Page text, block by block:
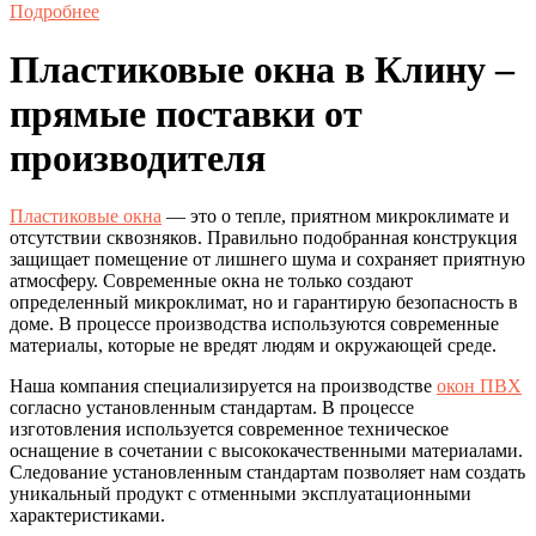
Подробнее
Пластиковые окна в Клину –
прямые поставки от
производителя
Пластиковые окна — это о тепле, приятном микроклимате и
отсутствии сквозняков. Правильно подобранная конструкция
защищает помещение от лишнего шума и сохраняет приятную
атмосферу. Современные окна не только создают
определенный микроклимат, но и гарантирую безопасность в
доме. В процессе производства используются современные
материалы, которые не вредят людям и окружающей среде.
Наша компания специализируется на производстве окон ПВХ
согласно установленным стандартам. В процессе
изготовления используется современное техническое
оснащение в сочетании с высококачественными материалами.
Следование установленным стандартам позволяет нам создать
уникальный продукт с отменными эксплуатационными
характеристиками.